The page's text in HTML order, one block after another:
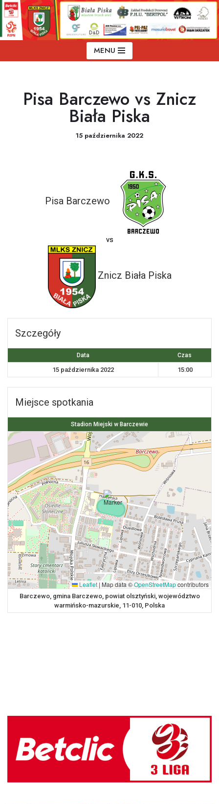
Przejdź
do
MENU
Pisa Barczewo vs Znicz
Biała Piska
15 października 2022
Pisa Barczewo
vs
Znicz Biała Piska
Szczegóły
Data Czas
15 października 2022 15:00
Miejsce spotkania
Stadion Miejski w Barczewie
Leaflet | Map data ©OpenStreetMapcontributors
Barczewo, gmina Barczewo, powiat olsztyński, województwo
warmińsko-mazurskie, 11-010, Polska